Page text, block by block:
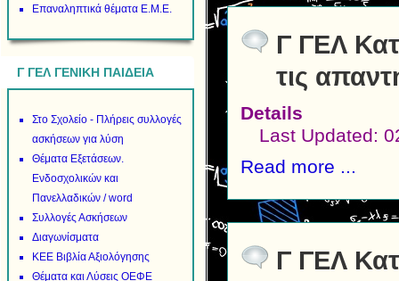
Επαναληπτικά θέματα Ε.Μ.Ε.
Γ ΓΕΛ ΓΕΝΙΚΗ ΠΑΙΔΕΙΑ
Στο Σχολείο - Πλήρεις συλλογές
ασκήσεων για λύση
Θέματα Εξετάσεων.
Ενδοσχολικών και
Πανελλαδικών / word
Συλλογές Ασκήσεων
Διαγωνίσματα
ΚΕΕ Βιβλία Αξιολόγησης
Θέματα και Λύσεις ΟΕΦΕ
Γ ΓΕΛ
τις
Details
Last Updated:
Read more ...
Γ ΓΕΛ